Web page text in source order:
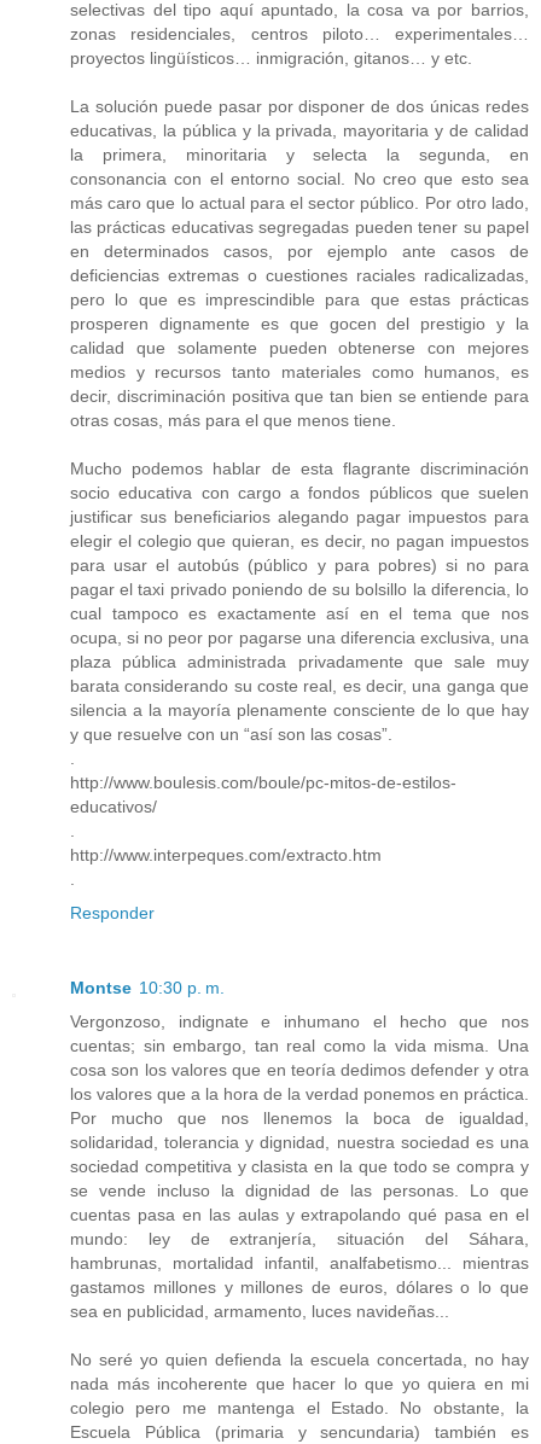
selectivas del tipo aquí apuntado, la cosa va por barrios,
zonas residenciales, centros piloto… experimentales…
proyectos lingüísticos… inmigración, gitanos… y etc.
La solución puede pasar por disponer de dos únicas redes
educativas, la pública y la privada, mayoritaria y de calidad
la primera, minoritaria y selecta la segunda, en
consonancia con el entorno social. No creo que esto sea
más caro que lo actual para el sector público. Por otro lado,
las prácticas educativas segregadas pueden tener su papel
en determinados casos, por ejemplo ante casos de
deficiencias extremas o cuestiones raciales radicalizadas,
pero lo que es imprescindible para que estas prácticas
prosperen dignamente es que gocen del prestigio y la
calidad que solamente pueden obtenerse con mejores
medios y recursos tanto materiales como humanos, es
decir, discriminación positiva que tan bien se entiende para
otras cosas, más para el que menos tiene.
Mucho podemos hablar de esta flagrante discriminación
socio educativa con cargo a fondos públicos que suelen
justificar sus beneficiarios alegando pagar impuestos para
elegir el colegio que quieran, es decir, no pagan impuestos
para usar el autobús (público y para pobres) si no para
pagar el taxi privado poniendo de su bolsillo la diferencia, lo
cual tampoco es exactamente así en el tema que nos
ocupa, si no peor por pagarse una diferencia exclusiva, una
plaza pública administrada privadamente que sale muy
barata considerando su coste real, es decir, una ganga que
silencia a la mayoría plenamente consciente de lo que hay
y que resuelve con un “así son las cosas”.
.
http://www.boulesis.com/boule/pc-mitos-de-estilos-
educativos/
.
http://www.interpeques.com/extracto.htm
.
Responder
Montse 10:30 p. m.
Vergonzoso, indignate e inhumano el hecho que nos
cuentas; sin embargo, tan real como la vida misma. Una
cosa son los valores que en teoría dedimos defender y otra
los valores que a la hora de la verdad ponemos en práctica.
Por mucho que nos llenemos la boca de igualdad,
solidaridad, tolerancia y dignidad, nuestra sociedad es una
sociedad competitiva y clasista en la que todo se compra y
se vende incluso la dignidad de las personas. Lo que
cuentas pasa en las aulas y extrapolando qué pasa en el
mundo: ley de extranjería, situación del Sáhara,
hambrunas, mortalidad infantil, analfabetismo... mientras
gastamos millones y millones de euros, dólares o lo que
sea en publicidad, armamento, luces navideñas...
No seré yo quien defienda la escuela concertada, no hay
nada más incoherente que hacer lo que yo quiera en mi
colegio pero me mantenga el Estado. No obstante, la
Escuela Pública (primaria y sencundaria) también es